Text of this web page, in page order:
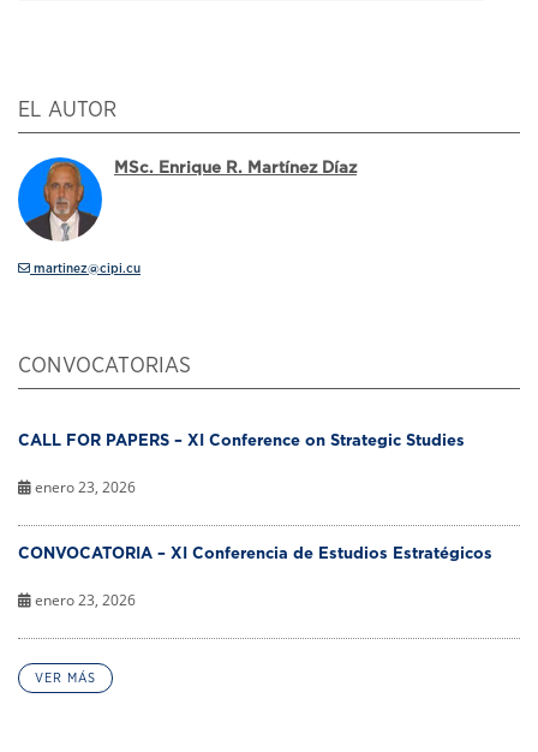
EL AUTOR
MSc. Enrique R. Martínez Díaz
martinez@cipi.cu
CONVOCATORIAS
CALL FOR PAPERS – XI Conference on Strategic Studies
enero 23, 2026
CONVOCATORIA – XI Conferencia de Estudios Estratégicos
enero 23, 2026
VER MÁS